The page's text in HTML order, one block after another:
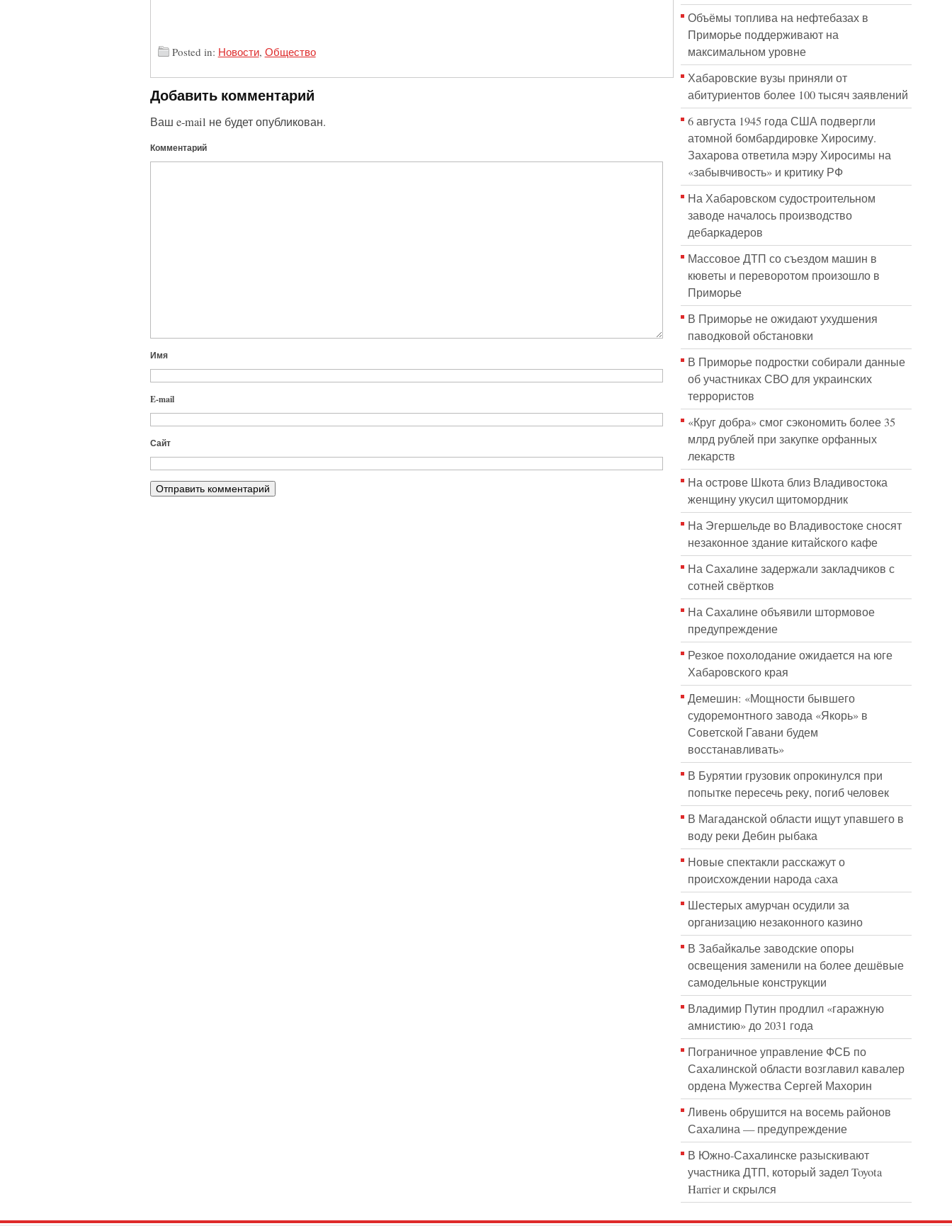
Posted in: Новости, Общество
Добавить комментарий
Ваш e-mail не будет опубликован.
Комментарий
Имя
E-mail
Сайт
Объёмы топлива на нефтебазах в
Приморье поддерживают на
максимальном уровне
Хабаровские вузы приняли от
абитуриентов более 100 тысяч заявлений
6 августа 1945 года США подвергли
атомной бомбардировке Хиросиму.
Захарова ответила мэру Хиросимы на
«забывчивость» и критику РФ
На Хабаровском судостроительном
заводе началось производство
дебаркадеров
Массовое ДТП со съездом машин в
кюветы и переворотом произошло в
Приморье
В Приморье не ожидают ухудшения
паводковой обстановки
В Приморье подростки собирали данные
об участниках СВО для украинских
террористов
«Круг добра» смог сэкономить более 35
млрд рублей при закупке орфанных
лекарств
На острове Шкота близ Владивостока
женщину укусил щитомордник
На Эгершельде во Владивостоке сносят
незаконное здание китайского кафе
На Сахалине задержали закладчиков с
сотней свёртков
На Сахалине объявили штормовое
предупреждение
Резкое похолодание ожидается на юге
Хабаровского края
Демешин: «Мощности бывшего
судоремонтного завода «Якорь» в
Советской Гавани будем
восстанавливать»
В Бурятии грузовик опрокинулся при
попытке пересечь реку, погиб человек
В Магаданской области ищут упавшего в
воду реки Дебин рыбака
Новые спектакли расскажут о
происхождении народа cаха
Шестерых амурчан осудили за
организацию незаконного казино
В Забайкалье заводские опоры
освещения заменили на более дешёвые
самодельные конструкции
Владимир Путин продлил «гаражную
амнистию» до 2031 года
Пограничное управление ФСБ по
Сахалинской области возглавил кавалер
ордена Мужества Сергей Махорин
Ливень обрушится на восемь районов
Сахалина — предупреждение
В Южно-Сахалинске разыскивают
участника ДТП, который задел Toyota
Harrier и скрылся